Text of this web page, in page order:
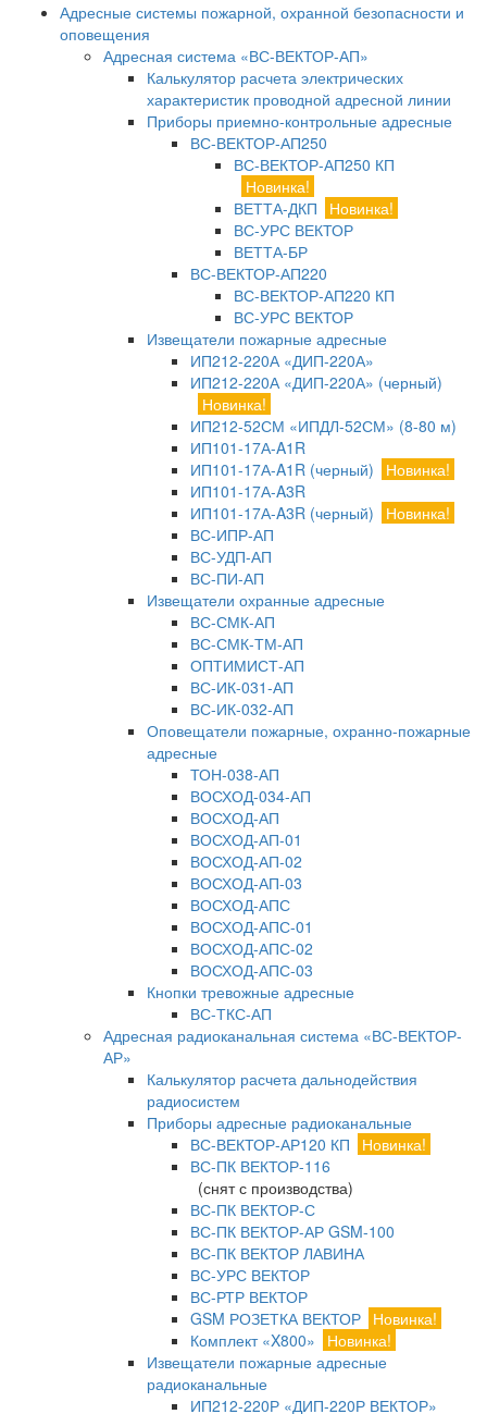
Адресные системы пожарной, охранной безопасности и
оповещения
Адресная система «ВС-ВЕКТОР-АП»
Калькулятор расчета электрических
характеристик проводной адресной линии
Приборы приемно-контрольные адресные
ВС-ВЕКТОР-АП250
ВС-ВЕКТОР-АП250 КП
Новинка!
ВЕТТА-ДКП
Новинка!
ВС-УРС ВЕКТОР
ВЕТТА-БР
ВС-ВЕКТОР-АП220
ВС-ВЕКТОР-АП220 КП
ВС-УРС ВЕКТОР
Извещатели пожарные адресные
ИП212-220А «ДИП-220А»
ИП212-220А «ДИП-220А» (черный)
Новинка!
ИП212-52СМ «ИПДЛ-52СМ» (8-80 м)
ИП101-17А-A1R
ИП101-17А-A1R (черный)
Новинка!
ИП101-17А-A3R
ИП101-17А-A3R (черный)
Новинка!
ВС-ИПР-АП
ВС-УДП-АП
ВС-ПИ-АП
Извещатели охранные адресные
ВС-СМК-АП
ВС-СМК-ТМ-АП
ОПТИМИСТ-АП
ВС-ИК-031-АП
ВС-ИК-032-АП
Оповещатели пожарные, охранно-пожарные
адресные
ТОН-038-АП
ВОСХОД-034-АП
ВОСХОД-АП
ВОСХОД-АП-01
ВОСХОД-АП-02
ВОСХОД-АП-03
ВОСХОД-АПС
ВОСХОД-АПС-01
ВОСХОД-АПС-02
ВОСХОД-АПС-03
Кнопки тревожные адресные
ВС-ТКС-АП
Адресная радиоканальная система «ВС-ВЕКТОР-
АР»
Калькулятор расчета дальнодействия
радиосистем
Приборы адресные радиоканальные
ВС-ВЕКТОР-АР120 КП
Новинка!
ВС-ПК ВЕКТОР-116
(снят с производства)
ВС-ПК ВЕКТОР-С
ВС-ПК ВЕКТОР-АР GSM-100
ВС-ПК ВЕКТОР ЛАВИНА
ВС-УРС ВЕКТОР
ВС-РТР ВЕКТОР
GSM РОЗЕТКА ВЕКТОР Новинка!
Комплект «X800»
Новинка!
Извещатели пожарные адресные
радиоканальные
ИП212-220Р «ДИП-220Р ВЕКТОР»